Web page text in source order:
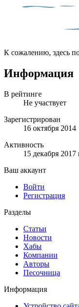
К сожалению, здесь
Информация
В рейтинге
Не участвует
Зарегистрирован
16 октября 2014
Активность
15 декабря 2017
Ваш аккаунт
Войти
Регистрация
Разделы
Статьи
Новости
Хабы
Компании
Авторы
Песочница
Информация